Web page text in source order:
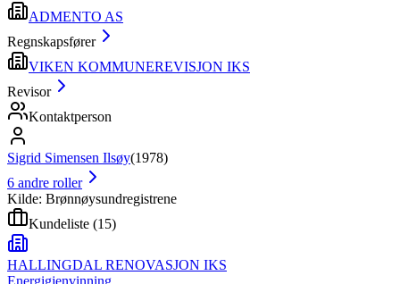
ADMENTO AS
Regnskapsfører
VIKEN KOMMUNEREVISJON IKS
Revisor
Kontaktperson
Sigrid Simensen Ilsøy(1978)
6 andre roller
Kilde: Brønnøysundregistrene
Kundeliste (15)
HALLINGDAL RENOVASJON IKS
Energigjenvinning